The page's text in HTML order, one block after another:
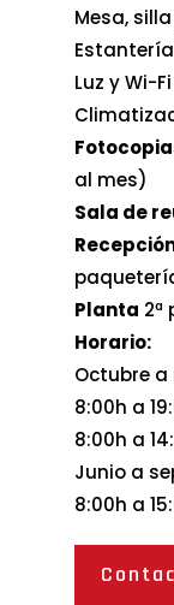
Mesa,
Luz y Wi-
al mes)
Sala de
Planta 2ª
Horario:
Octubre a
8:00h a
8:00h a
Junio a
8:00h a